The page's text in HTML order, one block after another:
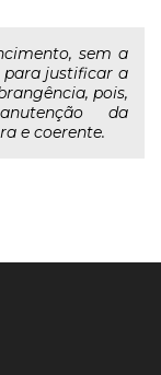
sem a
para justificar a
pois,
da
e coerente.